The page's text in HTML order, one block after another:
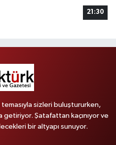
21:30
sizleri buluştururken,
Şatafattan kaçınıyor ve
bir altyapı sunuyor.